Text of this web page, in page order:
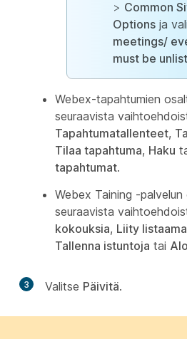
> Common
Options ja
meetings/
must be
Webex-tapahtumien
seuraavista
Tapahtumatallenteet,
Tilaa tapahtuma, Haku
tapahtumat.
Webex Taining -
seuraavista
kokouksia, Liity
Tallenna istuntoja tai
3 Valitse Päivitä.